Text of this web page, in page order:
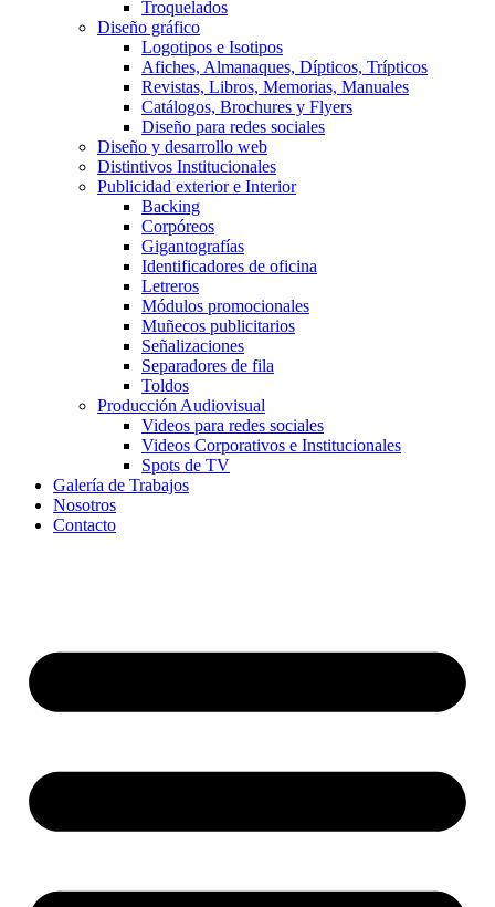
Troquelados
Diseño gráfico
Logotipos e Isotipos
Afiches, Almanaques, Dípticos, Trípticos
Revistas, Libros, Memorias, Manuales
Catálogos, Brochures y Flyers
Diseño para redes sociales
Diseño y desarrollo web
Distintivos Institucionales
Publicidad exterior e Interior
Backing
Corpóreos
Gigantografías
Identificadores de oficina
Letreros
Módulos promocionales
Muñecos publicitarios
Señalizaciones
Separadores de fila
Toldos
Producción Audiovisual
Videos para redes sociales
Videos Corporativos e Institucionales
Spots de TV
Galería de Trabajos
Nosotros
Contacto